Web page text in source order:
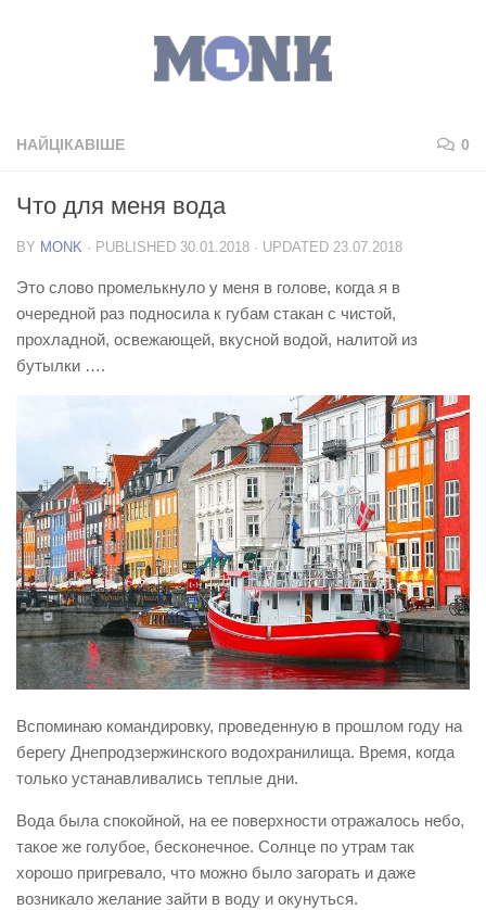
НАЙЦІКАВІШЕ 0
Что для меня вода
BY MONK · PUBLISHED 30.01.2018 · UPDATED 23.07.2018
Это слово промелькнуло у меня в голове, когда я в
очередной раз подносила к губам стакан с чистой,
прохладной, освежающей, вкусной водой, налитой из
бутылки ….
Вспоминаю командировку, проведенную в прошлом году на
берегу Днепродзержинского водохранилища. Время, когда
только устанавливались теплые дни.
Вода была спокойной, на ее поверхности отражалось небо,
такое же голубое, бесконечное. Солнце по утрам так
хорошо пригревало, что можно было загорать и даже
возникало желание зайти в воду и окунуться.